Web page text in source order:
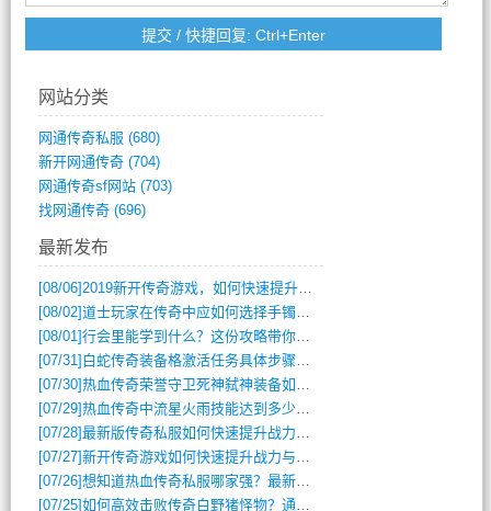
网站分类
网通传奇私服 (680)
新开网通传奇(704)
网通传奇sf网站(703)
找网通传奇(696)
最新发布
[08/06]2019新开传奇游戏，如何快速提升角色等级？
[08/02]道士玩家在传奇中应如何选择手镯装备？
[08/01]行会里能学到什么？这份攻略带你全掌握
[07/31] 白蛇传奇装备格激活任务具体步骤是什么？如何完成？
[07/30]热血传奇荣誉守卫死神弑神装备如何获取与佩戴攻略？
[07/29]热血传奇中流星火雨技能达到多少级可以开始练装备？
[07/28]最新版传奇私服如何快速提升战力与获取稀有装备？
[07/27]新开传奇游戏如何快速提升战力与获取稀有装备？
[07/26]想知道热血传奇私服哪家强？最新排行榜攻略全解析
[07/25]如何高效击败传奇白野猪怪物？通关技巧全解析